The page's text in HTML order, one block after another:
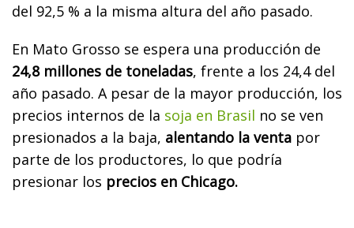
del 92,5 % a la misma altura del año pasado.
En Mato Grosso se espera una producción de
24,8 millones de toneladas, frente a los 24,4 del
año pasado. A pesar de la mayor producción, los
precios internos de la soja en Brasil no se ven
presionados a la baja, alentando la venta por
parte de los productores, lo que podría
presionar los precios en Chicago.